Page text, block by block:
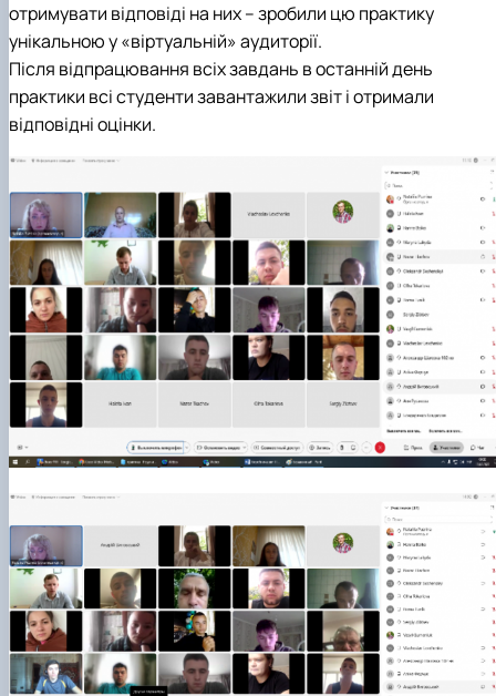
отримувати відповіді на них – зробили цю практику
унікальною у «віртуальній» аудиторії.
Після відпрацювання всіх завдань в останній день
практики всі студенти завантажили звіт і отримали
відповідні оцінки.